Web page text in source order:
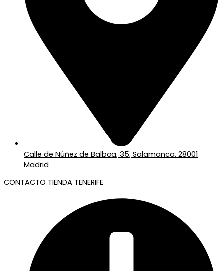
Calle de Núñez de Balboa, 35, Salamanca. 28001
Madrid
CONTACTO TIENDA TENERIFE